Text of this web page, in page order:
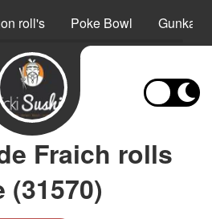
roll's Poke Bowl Gunkan
Fraich rolls